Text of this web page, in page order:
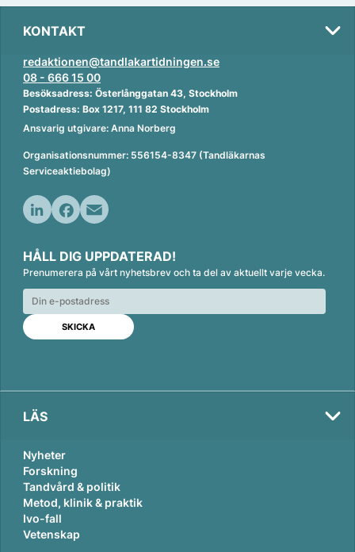
KONTAKT
redaktionen@tandlakartidningen.se
08 - 666 15 00
Besöksadress: Österlånggatan 43, Stockholm
Postadress: Box 1217, 111 82 Stockholm
Ansvarig utgivare: Anna Norberg
Organisationsnummer: 556154-8347 (Tandläkarnas
Serviceaktiebolag)
n
k
e
d
n
c
e
b
o
o
k
a
i
l
HÅLL DIG UPPDATERAD!
Prenumerera på vårt nyhetsbrev och ta del av aktuellt varje vecka.
LÄS
Nyheter
Forskning
Tandvård & politik
Metod, klinik & praktik
Ivo-fall
Vetenskap